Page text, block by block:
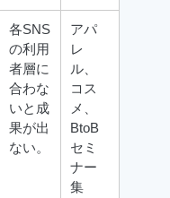
各SNS
の利用
者層に
合わな
いと成
果が出
ない。
アパ
レ
ル、
コス
メ、
BtoB
セミ
ナー
集